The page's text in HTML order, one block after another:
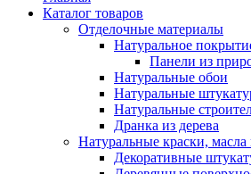
Каталог товаров
Отделочные материалы
Натуральное
Панели из
Натуральные обои
Натуральные
Натуральные
Дранка из дерева
Натуральные краски, масла
Декоративные